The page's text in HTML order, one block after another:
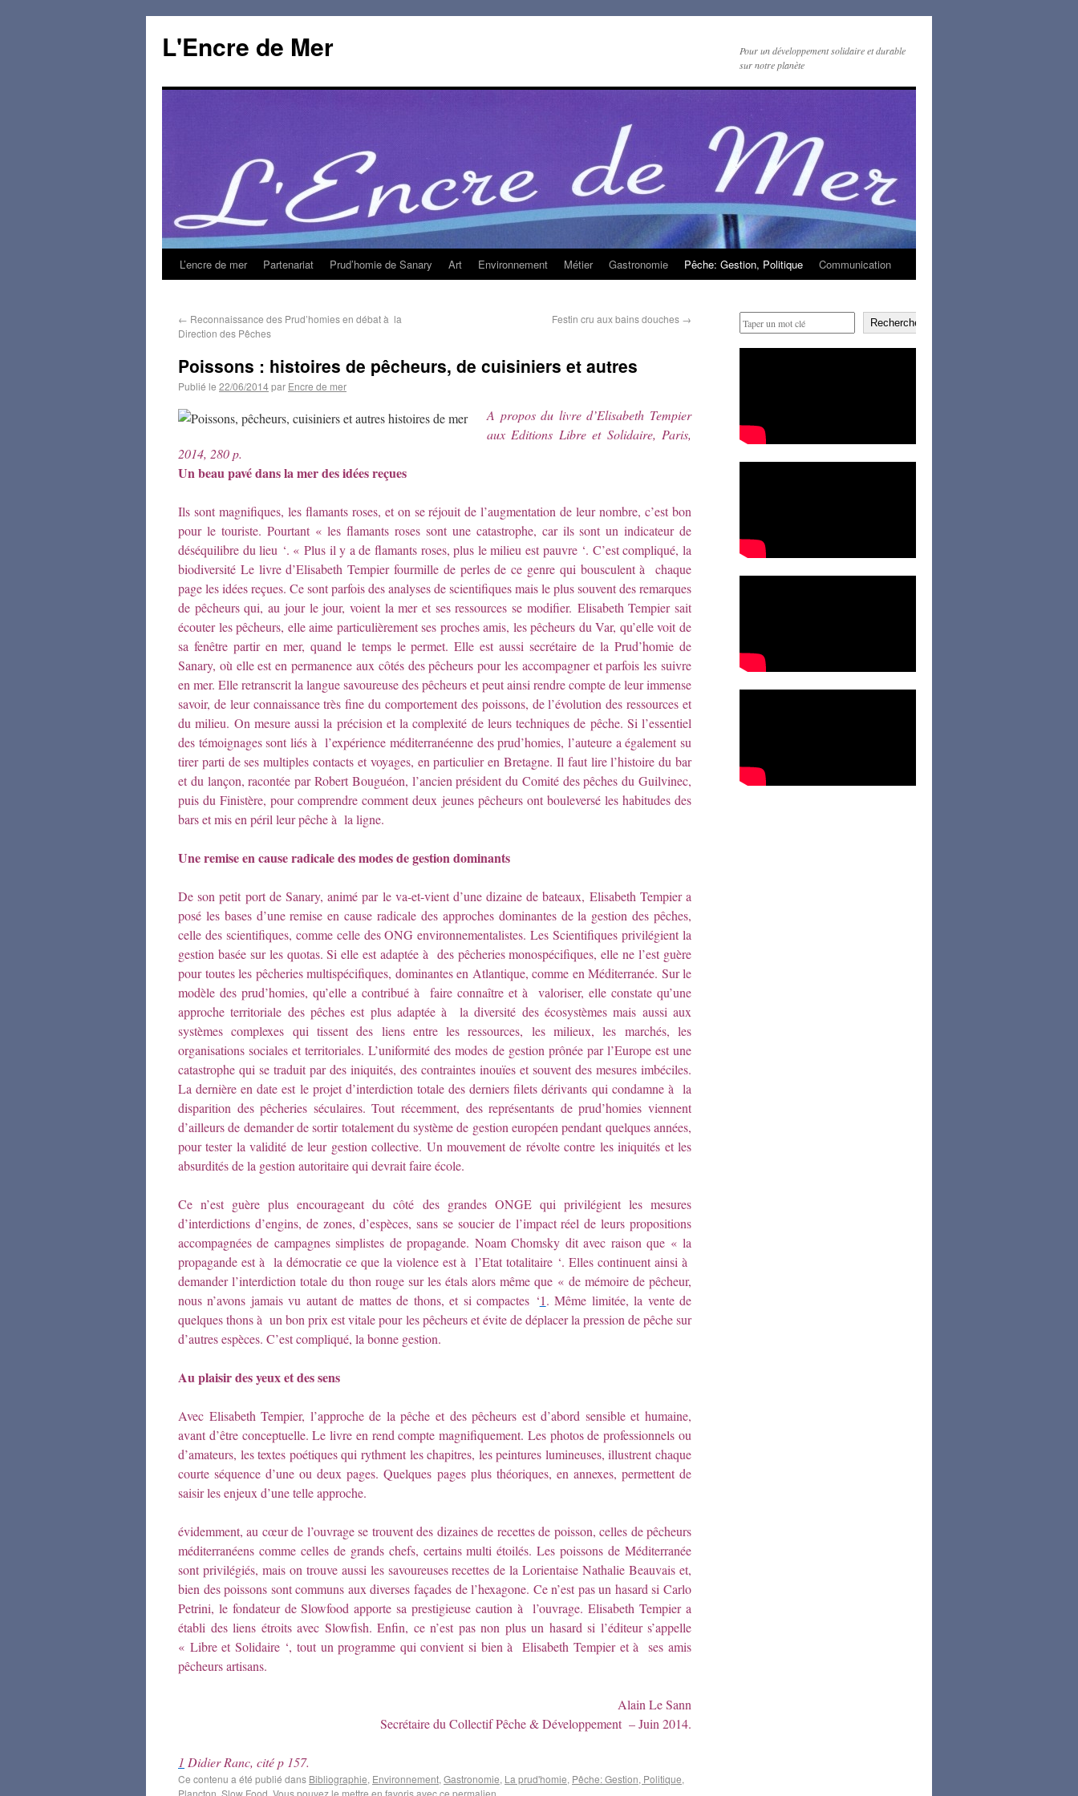
L'Encre de Mer
Pour un développement solidaire et durable
sur notre planète
L’encre de mer Partenariat Prud’homie de Sanary Art Environnement Métier Gastronomie Pêche: Gestion, Politique Communication
← Reconnaissance des Prud’homies en débat à la
Direction des Pêches
Festin cru aux bains douches →
Poissons : histoires de pêcheurs, de cuisiniers et autres
Publié le 22/06/2014par Encre de mer
A propos du livre d’Elisabeth Tempier
aux Editions Libre et Solidaire, Paris,
2014, 280 p.
Un beau pavé dans la mer des idées reçues
Ils sont magnifiques, les flamants roses, et on se réjouit de l’augmentation de leur nombre, c’est bon
pour le touriste. Pourtant « les flamants roses sont une catastrophe, car ils sont un indicateur de
déséquilibre du lieu ‘. « Plus il y a de flamants roses, plus le milieu est pauvre ‘. C’est compliqué, la
biodiversité Le livre d’Elisabeth Tempier fourmille de perles de ce genre qui bousculent à chaque
page les idées reçues. Ce sont parfois des analyses de scientifiques mais le plus souvent des remarques
de pêcheurs qui, au jour le jour, voient la mer et ses ressources se modifier. Elisabeth Tempier sait
écouter les pêcheurs, elle aime particulièrement ses proches amis, les pêcheurs du Var, qu’elle voit de
sa fenêtre partir en mer, quand le temps le permet. Elle est aussi secrétaire de la Prud’homie de
Sanary, où elle est en permanence aux côtés des pêcheurs pour les accompagner et parfois les suivre
en mer. Elle retranscrit la langue savoureuse des pêcheurs et peut ainsi rendre compte de leur immense
savoir, de leur connaissance très fine du comportement des poissons, de l’évolution des ressources et
du milieu. On mesure aussi la précision et la complexité de leurs techniques de pêche. Si l’essentiel
des témoignages sont liés à l’expérience méditerranéenne des prud’homies, l’auteure a également su
tirer parti de ses multiples contacts et voyages, en particulier en Bretagne. Il faut lire l’histoire du bar
et du lançon, racontée par Robert Bouguéon, l’ancien président du Comité des pêches du Guilvinec,
puis du Finistère, pour comprendre comment deux jeunes pêcheurs ont bouleversé les habitudes des
bars et mis en péril leur pêche à la ligne.
Une remise en cause radicale des modes de gestion dominants
De son petit port de Sanary, animé par le va-et-vient d’une dizaine de bateaux, Elisabeth Tempier a
posé les bases d’une remise en cause radicale des approches dominantes de la gestion des pêches,
celle des scientifiques, comme celle des ONG environnementalistes. Les Scientifiques privilégient la
gestion basée sur les quotas. Si elle est adaptée à des pêcheries monospécifiques, elle ne l’est guère
pour toutes les pêcheries multispécifiques, dominantes en Atlantique, comme en Méditerranée. Sur le
modèle des prud’homies, qu’elle a contribué à faire connaître et à valoriser, elle constate qu’une
approche territoriale des pêches est plus adaptée à la diversité des écosystèmes mais aussi aux
systèmes complexes qui tissent des liens entre les ressources, les milieux, les marchés, les
organisations sociales et territoriales. L’uniformité des modes de gestion prônée par l’Europe est une
catastrophe qui se traduit par des iniquités, des contraintes inouïes et souvent des mesures imbéciles.
La dernière en date est le projet d’interdiction totale des derniers filets dérivants qui condamne à la
disparition des pêcheries séculaires. Tout récemment, des représentants de prud’homies viennent
d’ailleurs de demander de sortir totalement du système de gestion européen pendant quelques années,
pour tester la validité de leur gestion collective. Un mouvement de révolte contre les iniquités et les
absurdités de la gestion autoritaire qui devrait faire école.
Ce n’est guère plus encourageant du côté des grandes ONGE qui privilégient les mesures
d’interdictions d’engins, de zones, d’espèces, sans se soucier de l’impact réel de leurs propositions
accompagnées de campagnes simplistes de propagande. Noam Chomsky dit avec raison que « la
propagande est à la démocratie ce que la violence est à l’Etat totalitaire ‘. Elles continuent ainsi à
demander l’interdiction totale du thon rouge sur les étals alors même que « de mémoire de pêcheur,
nous n’avons jamais vu autant de mattes de thons, et si compactes ‘1. Même limitée, la vente de
quelques thons à un bon prix est vitale pour les pêcheurs et évite de déplacer la pression de pêche sur
d’autres espèces. C’est compliqué, la bonne gestion.
Au plaisir des yeux et des sens
Avec Elisabeth Tempier, l’approche de la pêche et des pêcheurs est d’abord sensible et humaine,
avant d’être conceptuelle. Le livre en rend compte magnifiquement. Les photos de professionnels ou
d’amateurs, les textes poétiques qui rythment les chapitres, les peintures lumineuses, illustrent chaque
courte séquence d’une ou deux pages. Quelques pages plus théoriques, en annexes, permettent de
saisir les enjeux d’une telle approche.
évidemment, au cœur de l’ouvrage se trouvent des dizaines de recettes de poisson, celles de pêcheurs
méditerranéens comme celles de grands chefs, certains multi étoilés. Les poissons de Méditerranée
sont privilégiés, mais on trouve aussi les savoureuses recettes de la Lorientaise Nathalie Beauvais et,
bien des poissons sont communs aux diverses façades de l’hexagone. Ce n’est pas un hasard si Carlo
Petrini, le fondateur de Slowfood apporte sa prestigieuse caution à l’ouvrage. Elisabeth Tempier a
établi des liens étroits avec Slowfish. Enfin, ce n’est pas non plus un hasard si l’éditeur s’appelle
« Libre et Solidaire ‘, tout un programme qui convient si bien à Elisabeth Tempier et à ses amis
pêcheurs artisans.
Alain Le Sann
Secrétaire du Collectif Pêche & Développement – Juin 2014.
1 Didier Ranc, cité p 157.
Ce contenu a été publié dans Bibliographie, Environnement, Gastronomie, La prud'homie, Pêche: Gestion, Politique,
Plancton Slow Food . Vous pouvez le mettre en favoris avecce permalien
Rechercher